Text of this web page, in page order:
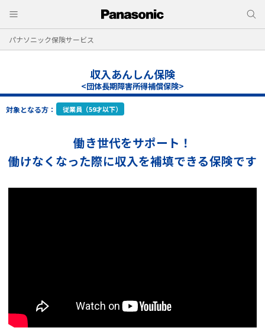
パナソニック保険サービス
収入あんしん保険
<団体長期障害所得補償保険>
対象となる方： 従業員（59才以下）
働き世代をサポート！
働けなくなった際に収入を補填できる保険です